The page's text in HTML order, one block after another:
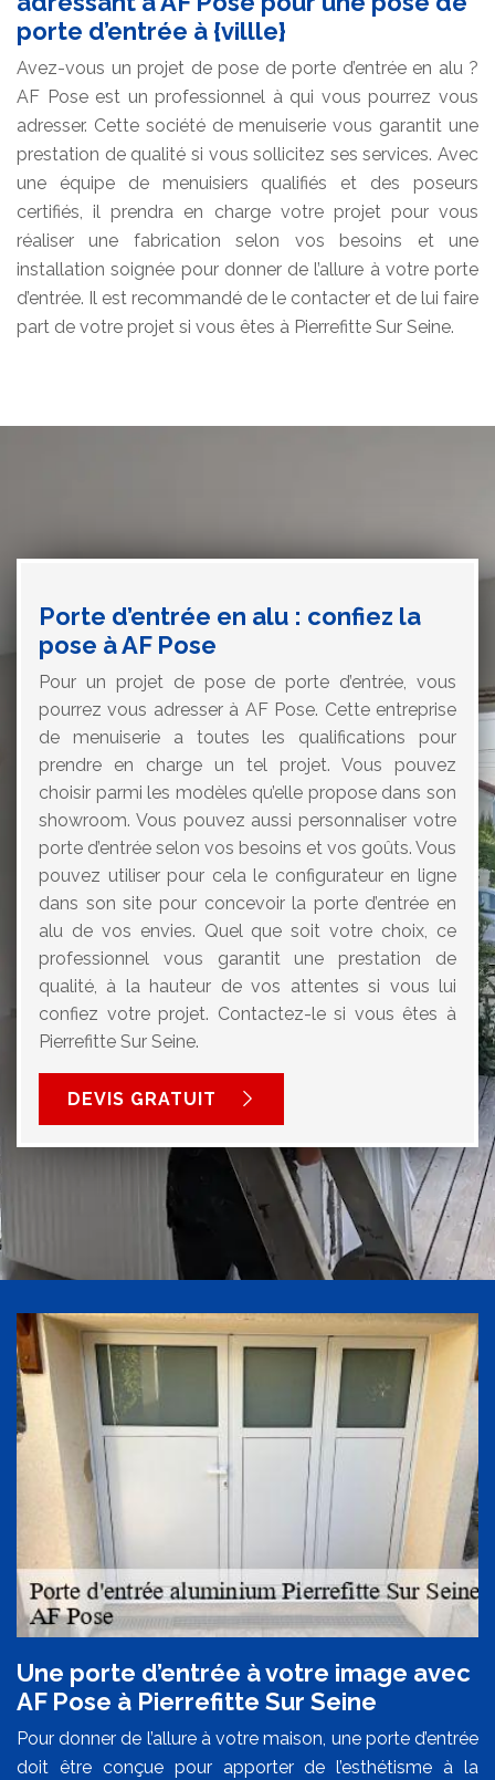
porte d’entrée à {villle}
Avez-vous un projet de pose de porte d’entrée en alu ?
AF Pose est un professionnel à qui vous pourrez vous
adresser. Cette société de menuiserie vous garantit une
prestation de qualité si vous sollicitez ses services. Avec
une équipe de menuisiers qualifiés et des poseurs
certifiés, il prendra en charge votre projet pour vous
réaliser une fabrication selon vos besoins et une
installation soignée pour donner de l’allure à votre porte
d’entrée. Il est recommandé de le contacter et de lui faire
part de votre projet si vous êtes à Pierrefitte Sur Seine.
Porte d’entrée en alu : confiez la
pose à AF Pose
Pour un projet de pose de porte d’entrée, vous
pourrez vous adresser à AF Pose. Cette entreprise
de menuiserie a toutes les qualifications pour
prendre en charge un tel projet. Vous pouvez
choisir parmi les modèles qu’elle propose dans son
showroom. Vous pouvez aussi personnaliser votre
porte d’entrée selon vos besoins et vos goûts. Vous
pouvez utiliser pour cela le configurateur en ligne
dans son site pour concevoir la porte d’entrée en
alu de vos envies. Quel que soit votre choix, ce
professionnel vous garantit une prestation de
qualité, à la hauteur de vos attentes si vous lui
confiez votre projet. Contactez-le si vous êtes à
Pierrefitte Sur Seine.
DEVIS GRATUIT
Une porte d’entrée à votre image avec
AF Pose à Pierrefitte Sur Seine
Pour donner de l’allure à votre maison, une porte d’entrée
doit être conçue pour apporter de l’esthétisme à la